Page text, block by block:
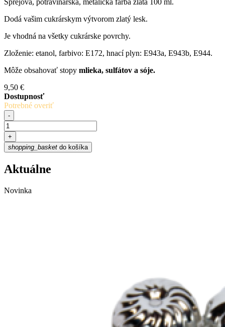
Sprejová, potravinárska, metalická farba zlatá 100 ml.
Dodá vašim cukrárskym výtvorom zlatý lesk.
Je vhodná na všetky cukrárske povrchy.
Zloženie: etanol, farbivo: E172, hnací plyn: E943a, E943b, E944.
Môže obsahovať stopy mlieka, sulfátov a sóje.
9,50 €
Dostupnosť
Potrebné overiť
-
+
shopping_basket do košíka
Aktuálne
Novinka